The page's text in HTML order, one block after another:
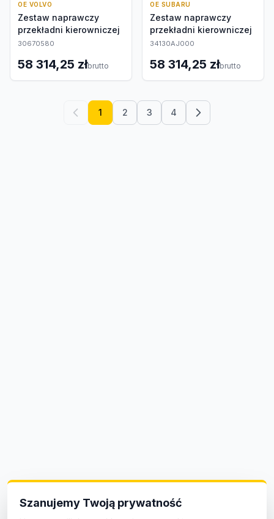
OE VOLVO
Zestaw naprawczy
przekładni kierowniczej
30670580
58 314,25 złbrutto
OE SUBARU
Zestaw naprawczy
przekładni kierowniczej
34130AJ000
58 314,25 złbrutto
1 2 3 4
Szanujemy Twoją prywatność